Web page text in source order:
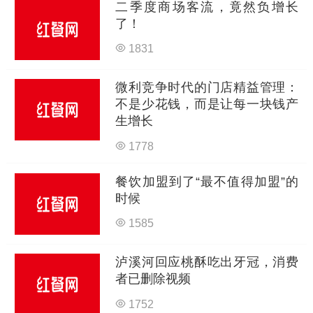
二季度商场客流，竟然负增长
了！
1831
微利竞争时代的门店精益管理：
不是少花钱，而是让每一块钱产
生增长
1778
餐饮加盟到了“最不值得加盟”的
时候
1585
泸溪河回应桃酥吃出牙冠，消费
者已删除视频
1752